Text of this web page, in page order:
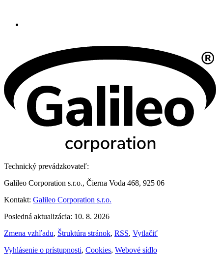
Technický prevádzkovateľ:
Galileo Corporation s.r.o., Čierna Voda 468, 925 06
Kontakt: Galileo Corporation s.r.o.
Posledná aktualizácia: 10. 8. 2026
Zmena vzhľadu, Štruktúra stránok, RSS, Vytlačiť
Vyhlásenie o prístupnosti, Cookies, Webové sídlo